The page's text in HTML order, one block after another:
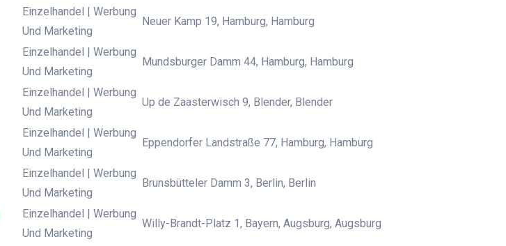
Einzelhandel | Werbung
Und Marketing
Neuer Kamp 19, Hamburg, Hamburg
Einzelhandel | Werbung
Und Marketing
Mundsburger Damm 44, Hamburg, Hamburg
Einzelhandel | Werbung
Und Marketing
Up de Zaasterwisch 9, Blender, Blender
Einzelhandel | Werbung
Und Marketing
Eppendorfer Landstraße 77, Hamburg, Hamburg
Einzelhandel | Werbung
Und Marketing
Brunsbütteler Damm 3, Berlin, Berlin
Einzelhandel | Werbung
Und Marketing
Willy-Brandt-Platz 1, Bayern, Augsburg, Augsburg